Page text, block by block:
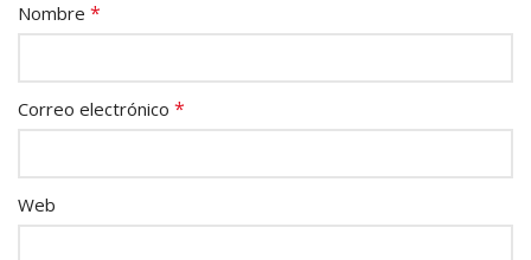
Nombre *
Correo electrónico *
Web